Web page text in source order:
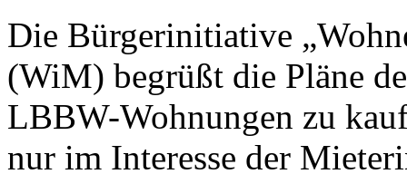
Die Bürgerinitiative
(WiM) begrüßt die Pläne
LBBW-Wohnungen zu
nur im Interesse der